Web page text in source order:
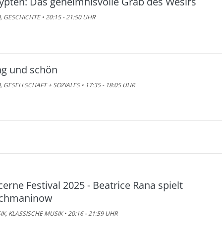
GESCHICHTE • 20:15 - 21:50 UHR
und schön
GESELLSCHAFT + SOZIALES • 17:35 - 18:05 UHR
Festival 2025 - Beatrice Rana spielt
KLASSISCHE MUSIK • 20:16 - 21:59 UHR